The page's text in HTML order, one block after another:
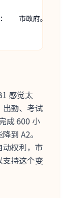
市政府。
感觉太
出勤、考试
成 600 小
到 A2。
权利，市
支持这个变